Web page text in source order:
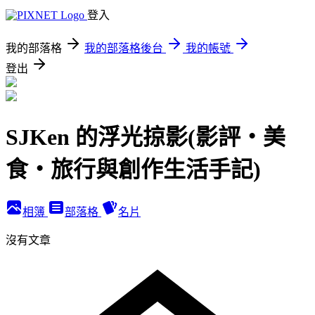
登入
我的部落格 我的部落格後台
我的帳號
登出
SJKen 的浮光掠影(影評‧美
食‧旅行與創作生活手記)
相簿 部落格 名片
沒有文章